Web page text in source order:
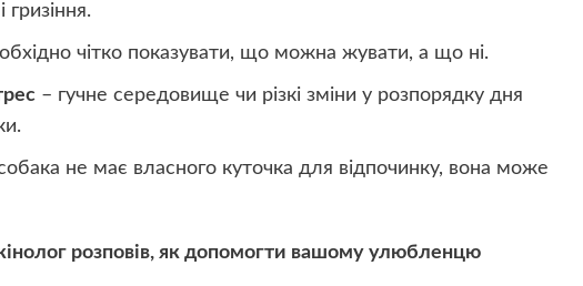
чітко показувати, що можна жувати, а що ні.
– гучне середовище чи різкі зміни у розпорядку дня
не має власного куточка для відпочинку, вона може
розповів, як допомогти вашому улюбленцю